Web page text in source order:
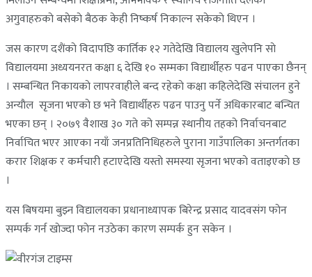
अगुवाहरुकाे बसेकाे बैठक केही निष्कर्ष निकाल्न सकेकाे थिएन ।
जस कारण दशैंकाे विदापछि कार्तिक १२ गतेदेखि विद्यालय खुलेपनि साे
विद्यालयमा अध्ययनरत कक्षा ६ देखि १० सम्मका विद्यार्थीहरु पढन पाएका छैनन्
। सम्बन्धित निकायकाे लापरवाहीले बन्द रहेकाे कक्षा कहिलेदेखि संचालन हुने
अन्याैल सृजना भएकाे छ भने विद्यार्थीहरु पढन पाउनु पर्ने अधिकारबाट बन्चित
भएका छन् । २०७९ वैशाख ३० गते को सम्पन्न स्थानीय तहको निर्वाचनबाट
निर्वाचित भएर आएका नयाँ जनप्रतिनिधिहरुले पुराना गाउँपालिका अन्तर्गतका
करार शिक्षक र कर्मचारी हटाएदेखि यस्ताे समस्या सृजना भएकाे वताइएकाे छ
।
यस बिषयमा बुझ्न विद्यालयका प्रधानाध्यापक बिरेन्द्र प्रसाद यादवसंग फाेन
सम्पर्क गर्न खाेज्दा फाेन नउठेका कारण सम्पर्क हुन सकेन ।